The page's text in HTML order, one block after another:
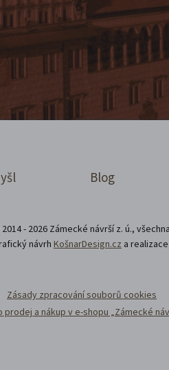
Blog
- 2026 Zámecké návrší z. ú.,
návrh KošnarDesign.cz a realizace
Zásady zpracování souborů cookies
a nákup v e-shopu „Zámecké